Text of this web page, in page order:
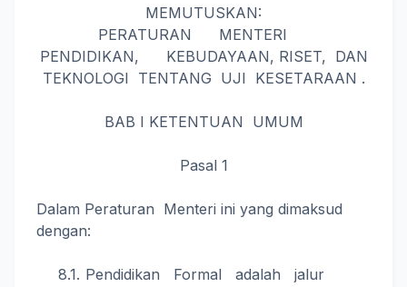
MEMUTUSKAN:
PERATURAN MENTERI
PENDIDIKAN, KEBUDAYAAN, RISET, DAN
TEKNOLOGI TENTANG UJI KESETARAAN .
BAB I KETENTUAN UMUM
Pasal 1
Dalam Peraturan Menteri ini yang dimaksud
dengan:
Pendidikan Formal adalah jalur